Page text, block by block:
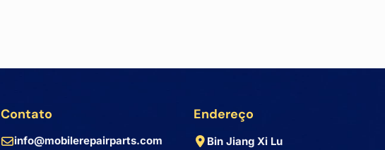
Contato
info@mobilerepairparts.com
Endereço
Bin Jiang Xi Lu